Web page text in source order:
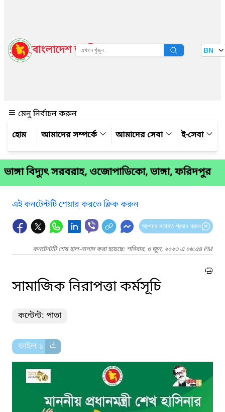
বাংলাদেশ জাতীয় তথ্য বাতায়ন BN
মেনু নির্বাচন করুন
আমাদের সম্পর্কে
আমাদের সেবা ই-সেবা
ভাঙ্গা বিদ্যুৎ সরবরাহ, ওজোপাডিকো, ভাঙ্গা, ফরিদপুর
এই কনটেন্টটি শেয়ার করতে ক্লিক করুন
আপনার মতামত প্রদান করুন
কনটেন্টটি শেষ হাল-নাগাদ করা হয়েছে: শনিবার, ৩ জুন, ২০২৩ এ ০৬:৫৪ PM
সামাজিক নিরাপত্তা কর্মসূচি
কন্টেন্ট: পাতা
ফাইল ১